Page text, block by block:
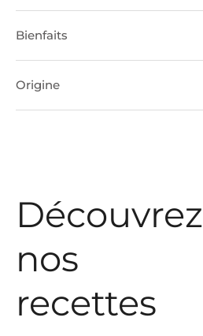
Bienfaits
Origine
Découvrez
nos
recettes